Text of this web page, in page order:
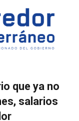
que ya no
salarios